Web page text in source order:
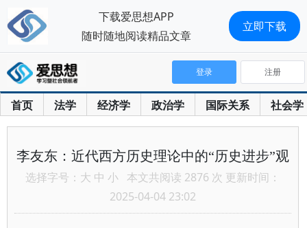
首页 法学 经济学 政治学 国际关系 社会学
登录 注册
李友东：近代西方历史理论中的“历史进步”观
选择字号： 大 中 小 本文共阅读 2876 次 更新时间：
2025-04-04 23:02
下载爱思想APP
随时随地阅读精品文章
立即下载